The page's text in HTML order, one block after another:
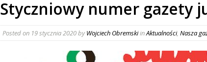
Styczniowy numer gazety
Posted on 19 stycznia 2020byWojciech ObremskiinAktualności, Nasza